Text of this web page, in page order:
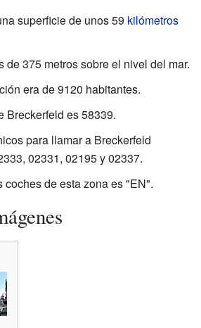
superficie de unos 59 kilómetros
de 375 metros sobre el nivel del mar.
era de 9120 habitantes.
Breckerfeld es 58339.
para llamar a Breckerfeld
02331, 02195 y 02337.
coches de esta zona es "EN".